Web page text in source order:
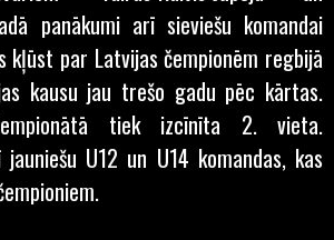
panākumi arī sieviešu komandai
kļūst par Latvijas čempionēm regbijā
kausu jau trešo gadu pēc kārtas.
tiek izcīnīta 2. vieta.
U12 un U14 komandas, kas